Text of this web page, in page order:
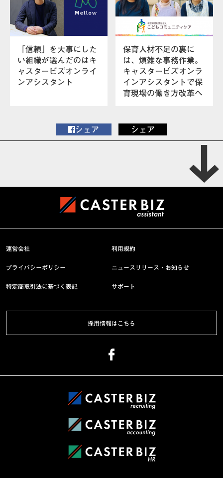
「信頼」を大事にした
い組織が選んだのはキ
ャスタービズオンライ
ンアシスタント
保育人材不足の裏に
は、煩雑な事務作業。
キャスタービズオンラ
インアシスタントで保
育現場の働き方改革へ
シェア シェア
運営会社 利用規約
プライバシーポリシー ニュースリリース・お知らせ
特定商取引法に基づく表記 サポート
採用情報はこちら